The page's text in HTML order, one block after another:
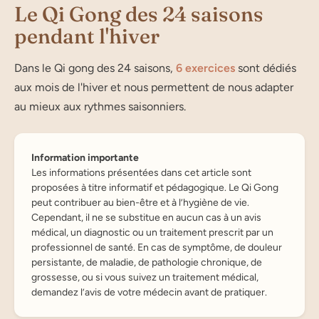
Le Qi Gong des 24 saisons
pendant l'hiver
Dans le Qi gong des 24 saisons, 6 exercices sont dédiés
aux mois de l'hiver et nous permettent de nous adapter
au mieux aux rythmes saisonniers.
Information importante
Les informations présentées dans cet article sont
proposées à titre informatif et pédagogique. Le Qi Gong
peut contribuer au bien-être et à l’hygiène de vie.
Cependant, il ne se substitue en aucun cas à un avis
médical, un diagnostic ou un traitement prescrit par un
professionnel de santé. En cas de symptôme, de douleur
persistante, de maladie, de pathologie chronique, de
grossesse, ou si vous suivez un traitement médical,
demandez l’avis de votre médecin avant de pratiquer.